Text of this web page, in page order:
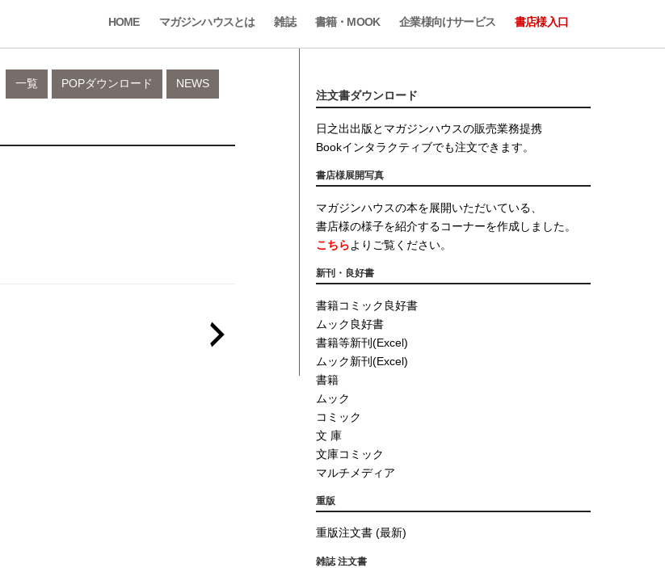
HOME マガジンハウスとは 雑誌 書籍・MOOK 企業様向けサービス 書店様入口
NEWS
POPダウンロード
一覧
注文書ダウンロード
日之出出版とマガジンハウスの販売業務提携
Bookインタラクティブでも注文できます。
書店様展開写真
マガジンハウスの本を展開いただいている、
書店様の様子を紹介するコーナーを作成しました。
こちらよりご覧ください。
新刊・良好書
書籍コミック良好書
ムック良好書
書籍等新刊(Excel)
ムック新刊(Excel)
書籍
ムック
コミック
文 庫
文庫コミック
マルチメディア
重版
重版注文書 (最新)
雑誌 注文書